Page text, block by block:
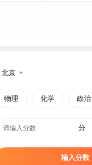
北京
物理 化学 政治
分
输入分数